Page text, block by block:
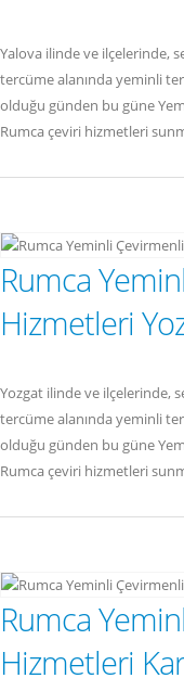
Yalova ilinde ve ilçelerinde,
tercüme alanında yeminli
olduğu günden bu güne
Rumca çeviri hizmetleri
Rumca
Hizmetleri
Yozgat ilinde ve ilçelerinde,
tercüme alanında yeminli
olduğu günden bu güne
Rumca çeviri hizmetleri
Rumca
Hizmetleri